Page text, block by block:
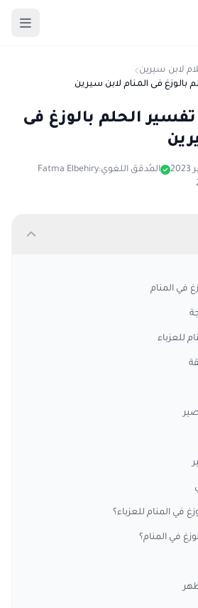
لابن سيرين
بالوزغ فى المنام لابن سيرين
الحلم بالوزغ فى
المُدقق اللغوي:Fatma Elbehiry
في المنام
للعزباء
في المنام للعزباء؟
في المنام؟